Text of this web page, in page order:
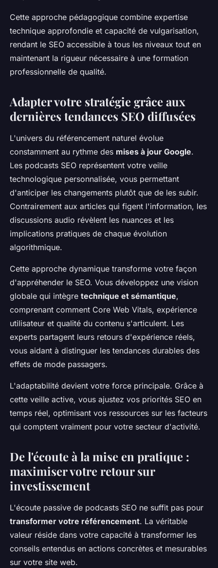
Cette approche pédagogique combine expertise
technique approfondie et capacité de vulgarisation,
rendant le SEO accessible à tous les niveaux tout en
maintenant la rigueur nécessaire à une formation
professionnelle de qualité.
Adapter votre stratégie grâce aux
dernières tendances SEO diffusées
L'univers du référencement naturel évolue
constamment au rythme des mises à jour Google.
Les podcasts SEO représentent votre veille
technologique personnalisée, vous permettant
d'anticiper les changements plutôt que de les subir.
Contrairement aux articles qui figent l'information, les
discussions audio révèlent les nuances et les
implications pratiques de chaque évolution
algorithmique.
Cette approche dynamique transforme votre façon
d'appréhender le SEO. Vous développez une vision
globale qui intègre technique et sémantique,
comprenant comment Core Web Vitals, expérience
utilisateur et qualité du contenu s'articulent. Les
experts partagent leurs retours d'expérience réels,
vous aidant à distinguer les tendances durables des
effets de mode passagers.
L'adaptabilité devient votre force principale. Grâce à
cette veille active, vous ajustez vos priorités SEO en
temps réel, optimisant vos ressources sur les facteurs
qui comptent vraiment pour votre secteur d'activité.
De l'écoute à la mise en pratique :
maximiser votre retour sur
investissement
L'écoute passive de podcasts SEO ne suffit pas pour
transformer votre référencement. La véritable
valeur réside dans votre capacité à transformer les
conseils entendus en actions concrètes et mesurables
sur votre site web.